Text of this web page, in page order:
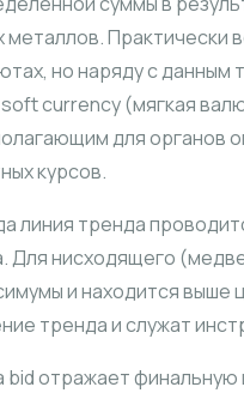
Практически
но наряду с данным
currency (мягкая
для органов
курсов.
линия тренда
Для нисходящего
и находится выше
тренда и служат
bid отражает